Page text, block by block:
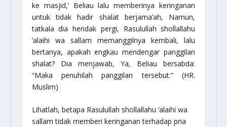
ke masjid,’ Beliau lalu memberinya keringanan
untuk tidak hadir shalat berjama’ah, Namun,
tatkala dia hendak pergi, Rasulullah shollallahu
‘alaihi wa sallam memanggilnya kembali, lalu
bertanya, apakah engkau mendengar panggilan
shalat? Dia menjawab, Ya, Beliau bersabda:
“Maka penuhilah panggilan tersebut.”(HR.
Muslim)
Lihatlah, betapa Rasulullah shollallahu ‘alaihi wa
sallam tidak memberi keringanan terhadap pria